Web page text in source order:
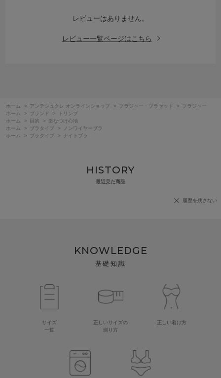
レビューはありません。
レビュー一覧ページはこちら
ホーム > アンテシュクレ オンラインショップ > ブラジャー・ブラセット >
ブラジャー
ホーム
> ブランド >
トリンプ
ホーム
> 目的 >
楽なつけ心地
ホーム
> ブラタイプ >
ノンワイヤーブラ
ホーム
> ブラタイプ > ナイトブラ
HISTORY
最近見た商品
履歴を残さない
KNOWLEDGE
基礎知識
サイズ
一覧
正しいサイズの
測り方
正しい着け方